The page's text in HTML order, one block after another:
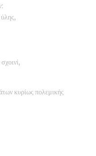
κυρίως πολεμικής